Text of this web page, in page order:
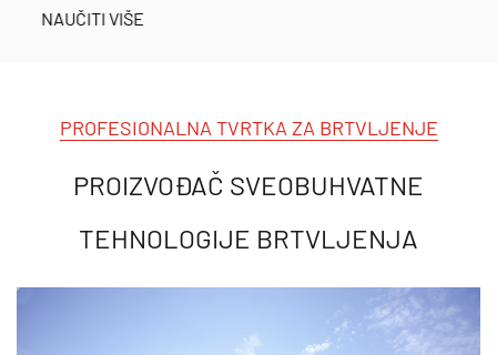
NAUČITI VIŠE
PROFESIONALNA TVRTKA ZA BRTVLJENJE
PROIZVOĐAČ SVEOBUHVATNE
TEHNOLOGIJE BRTVLJENJA